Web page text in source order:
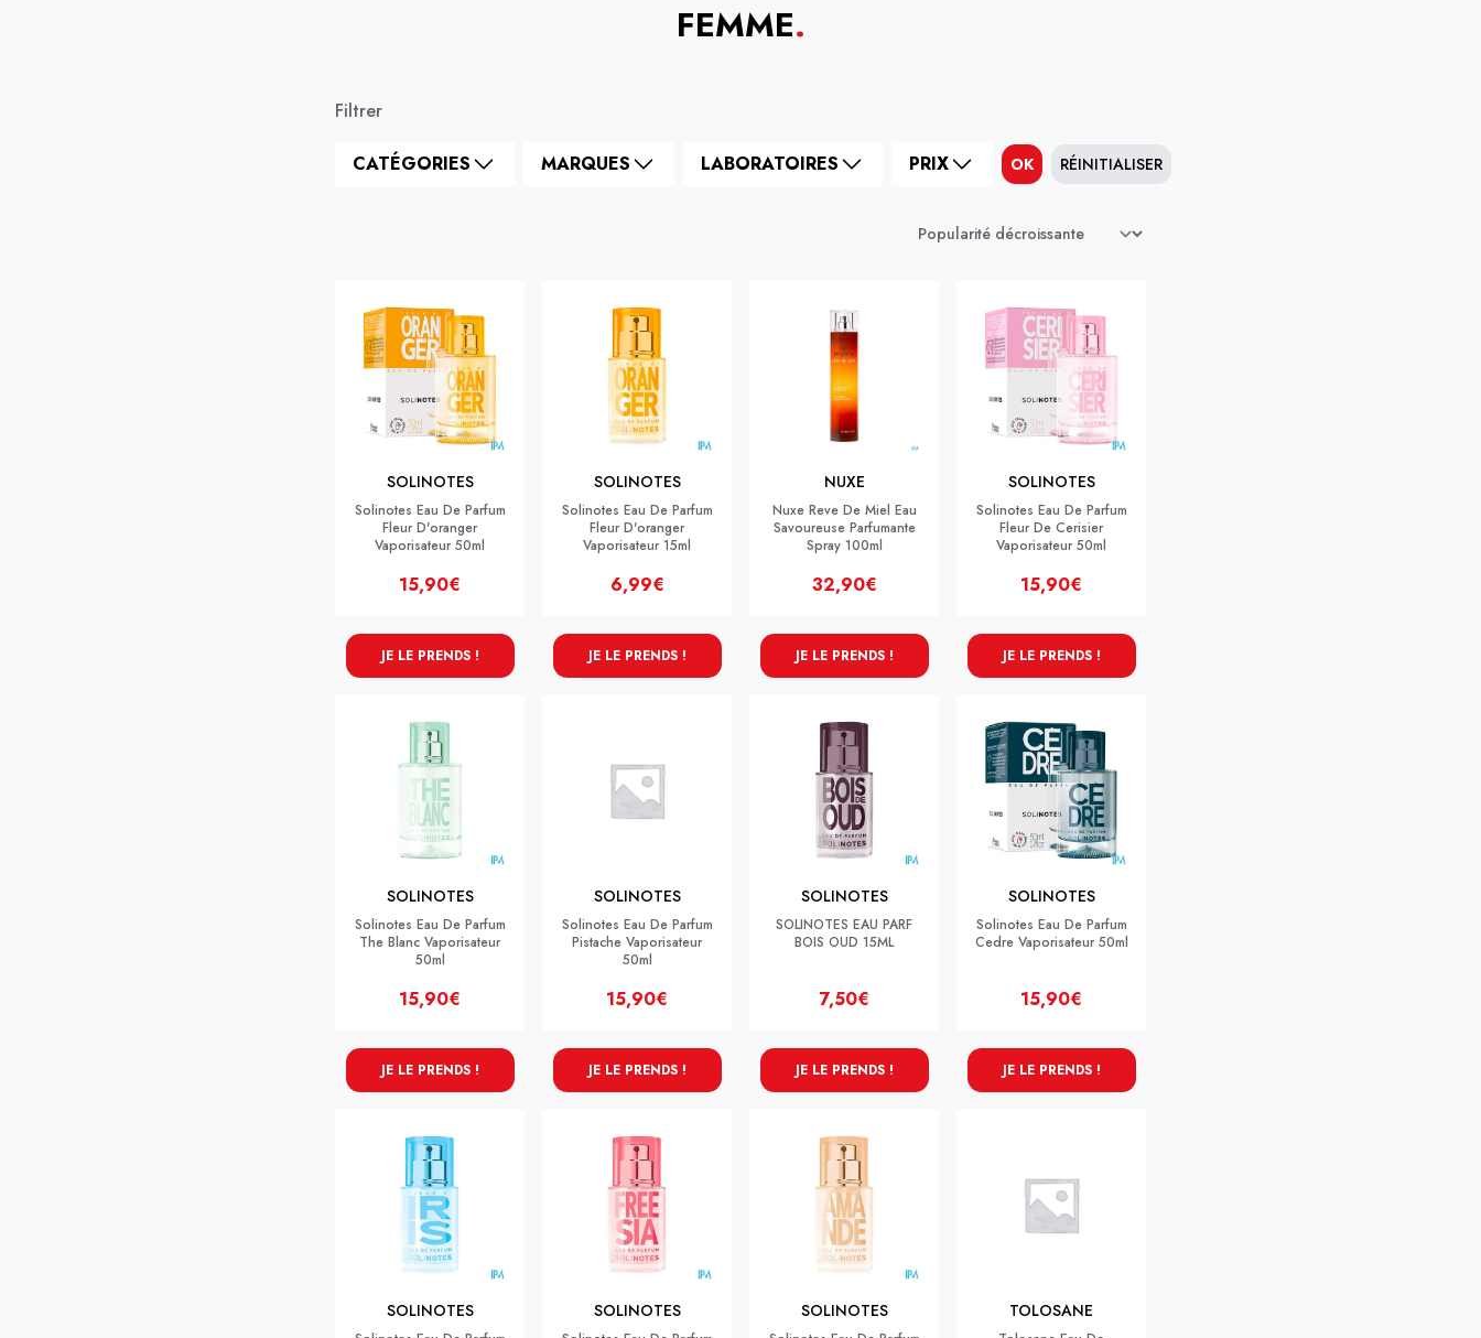
FEMME.
Filtrer
CATÉGORIES MARQUES LABORATOIRES PRIX OK RÉINITIALISER
SOLINOTES
Solinotes Eau De Parfum
Fleur D'oranger
Vaporisateur 50ml
15,90€
JE LE PRENDS !
SOLINOTES
Solinotes Eau De Parfum
Fleur D'oranger
Vaporisateur 15ml
6,99€
JE LE PRENDS !
NUXE
Nuxe Reve De Miel Eau
Savoureuse Parfumante
Spray 100ml
32,90€
JE LE PRENDS !
SOLINOTES
Solinotes Eau De Parfum
Fleur De Cerisier
Vaporisateur 50ml
15,90€
JE LE PRENDS !
SOLINOTES
Solinotes Eau De Parfum
The Blanc Vaporisateur
50ml
15,90€
JE LE PRENDS !
SOLINOTES
Solinotes Eau De Parfum
Pistache Vaporisateur
50ml
15,90€
JE LE PRENDS !
SOLINOTES
SOLINOTES EAU PARF
BOIS OUD 15ML
7,50€
JE LE PRENDS !
SOLINOTES
Solinotes Eau De Parfum
Cedre Vaporisateur 50ml
15,90€
JE LE PRENDS !
SOLINOTES SOLINOTES SOLINOTES TOLOSANE